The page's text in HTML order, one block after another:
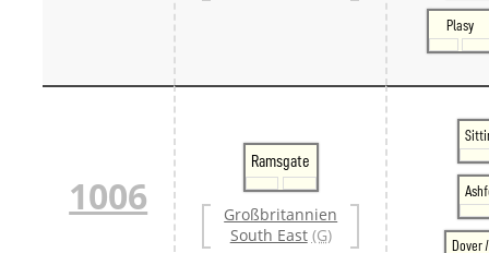
Plasy
1006
Ramsgate
Großbritannien
South East (G)
Dover